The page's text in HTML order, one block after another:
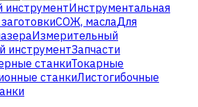
Инструментальная
СОЖ, маслаДля
Измерительный
инструментЗапчасти
станкиТокарные
станкиЛистогибочные